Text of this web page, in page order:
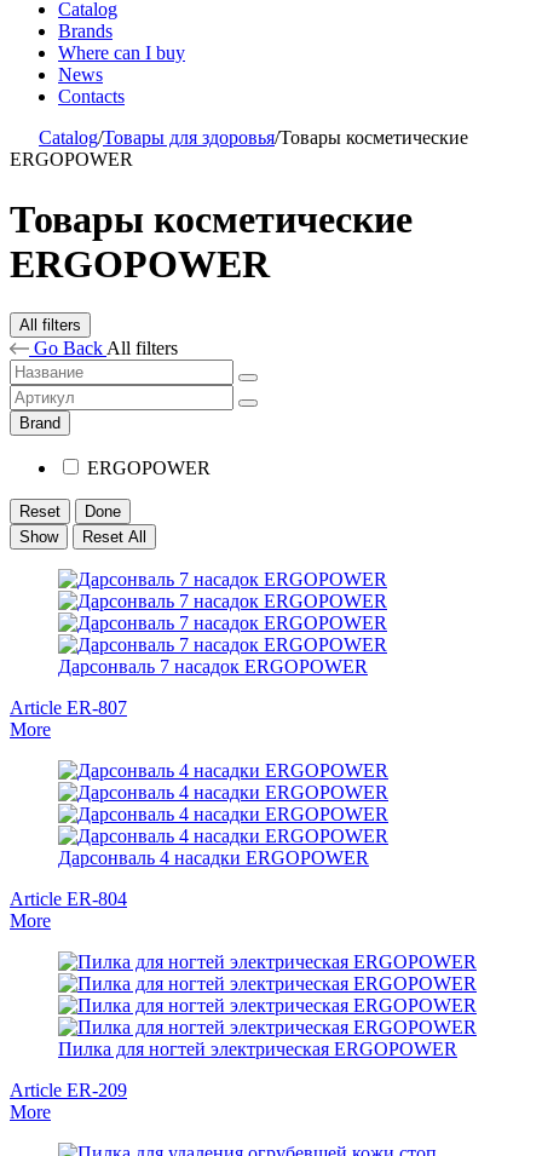
Catalog
Brands
Where can I buy
News
Contacts
Catalog/Товары для здоровья/Товары косметические
ERGOPOWER
Товары косметические
ERGOPOWER
All filters
Go Back All filters
Brand
ERGOPOWER
Reset
Done
Show
Reset All
Дарсонваль 7 насадок ERGOPOWER
Article ER-807
More
Дарсонваль 4 насадки ERGOPOWER
Article ER-804
More
Пилка для ногтей электрическая ERGOPOWER
Article ER-209
More